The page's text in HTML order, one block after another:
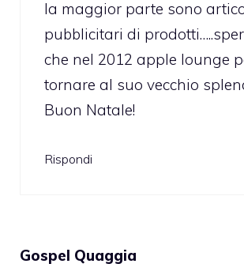
la maggior parte sono
pubblicitari di
che nel 2012 apple lounge
tornare al suo vecchio
Buon Natale!
Rispondi
Gospel Quaggia